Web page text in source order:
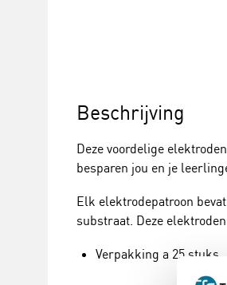
Beschrijving
Deze voordelige
besparen jou en je
Elk elektrodepatroon
substraat. Deze
Verpakking a 25 stuks